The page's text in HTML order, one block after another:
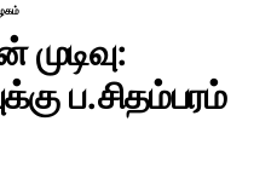
ப.சிதம்பரம்